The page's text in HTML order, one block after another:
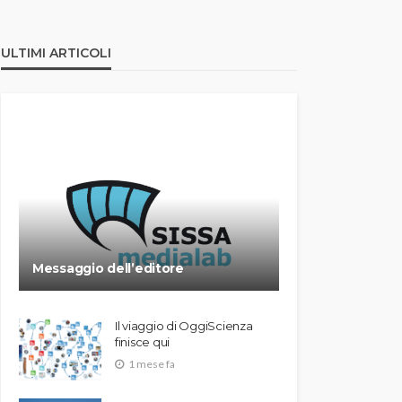
ULTIMI ARTICOLI
Messaggio dell’editore
Il viaggio di OggiScienza
finisce qui
1 mese fa